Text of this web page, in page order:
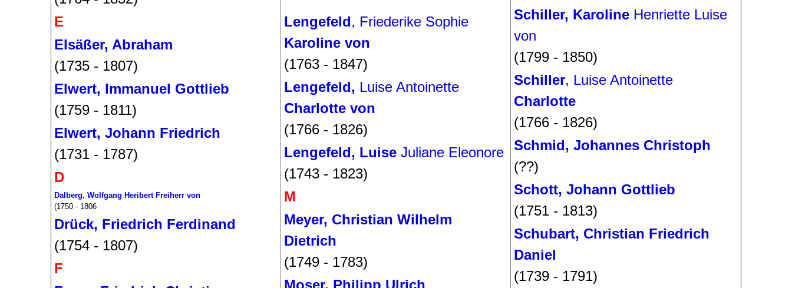
E
Elsäßer, Abraham
(1735 - 1807)
Elwert, Immanuel Gottlieb
(1759 - 1811)
Elwert, Johann Friedrich
(1731 - 1787)
D
Dalberg, Wolfgang Heribert Freiherr von
(1750 - 1806
Drück, Friedrich Ferdinand
(1754 - 1807)
F
Lengefeld, Friederike Sophie
Karoline von
(1763 - 1847)
Lengefeld, Luise Antoinette
Charlotte von
(1766 - 1826)
Lengefeld, Luise Juliane Eleonore
(1743 - 1823)
M
Meyer, Christian Wilhelm
Dietrich
(1749 - 1783)
Moser, Philipp Ulrich
Schiller, Karoline Henriette Luise
von
(1799 - 1850)
Schiller, Luise Antoinette
Charlotte
(1766 - 1826)
Schmid, Johannes Christoph
(??)
Schott, Johann Gottlieb
(1751 - 1813)
Schubart, Christian Friedrich
Daniel
(1739 - 1791)